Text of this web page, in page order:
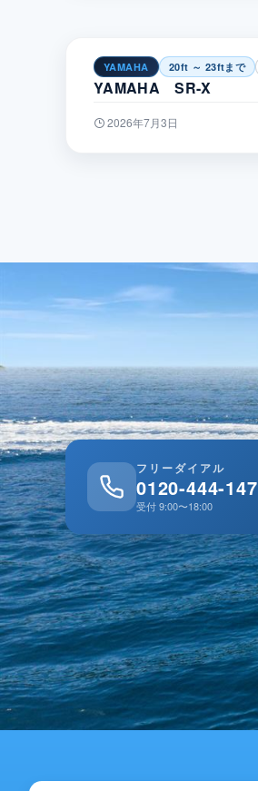
YAMAHA 20ft ～ 23ftまで
YAMAHA SR-X
2026年7月3日
フリーダイアル
0120-444-147
受付 9:00〜18:00